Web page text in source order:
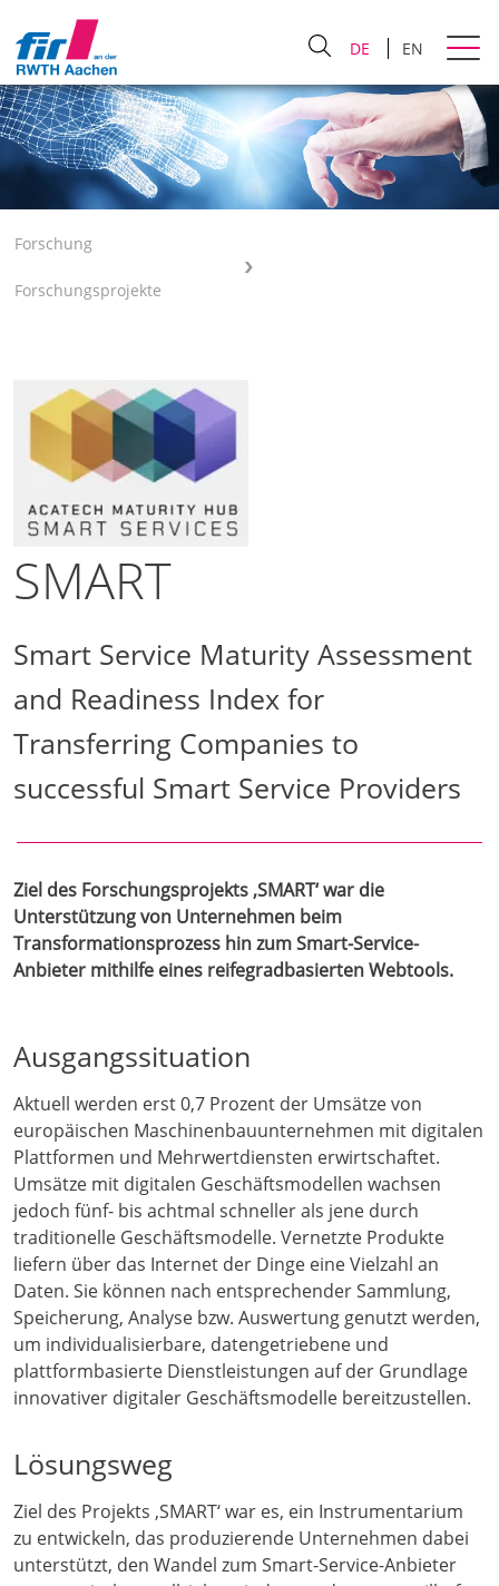
DE EN
Forschung
Forschungsprojekte
SMART
Smart Service Maturity Assessment
and Readiness Index for
Transferring Companies to
successful Smart Service Providers
Ziel des Forschungsprojekts ‚SMART‘ war die
Unterstützung von Unternehmen beim
Transformationsprozess hin zum Smart-Service-
Anbieter mithilfe eines reifegradbasierten Webtools.
Ausgangssituation
Aktuell werden erst 0,7 Prozent der Umsätze von
europäischen Maschinenbauunternehmen mit digitalen
Plattformen und Mehrwertdiensten erwirtschaftet.
Umsätze mit digitalen Geschäftsmodellen wachsen
jedoch fünf- bis achtmal schneller als jene durch
traditionelle Geschäftsmodelle. Vernetzte Produkte
liefern über das Internet der Dinge eine Vielzahl an
Daten. Sie können nach entsprechender Sammlung,
Speicherung, Analyse bzw. Auswertung genutzt werden,
um individualisierbare, datengetriebene und
plattformbasierte Dienstleistungen auf der Grundlage
innovativer digitaler Geschäftsmodelle bereitzustellen.
Lösungsweg
Ziel des Projekts ‚SMART‘ war es, ein Instrumentarium
zu entwickeln, das produzierende Unternehmen dabei
unterstützt, den Wandel zum Smart-Service-Anbieter